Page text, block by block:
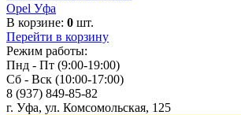
Opel Уфа
В корзине: 0 шт.
Перейти в корзину
Режим работы:
Пнд - Пт (9:00-19:00)
Сб - Вск (10:00-17:00)
8 (937) 849-85-82
г. Уфа, ул. Комсомольская, 125